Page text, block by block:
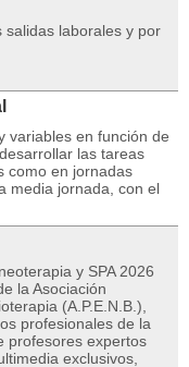
salidas laborales y por
variables en función de
las tareas
como en jornadas
media jornada, con el
y SPA 2026
la Asociación
(A.P.E.N.B.),
profesionales de la
profesores expertos
exclusivos,